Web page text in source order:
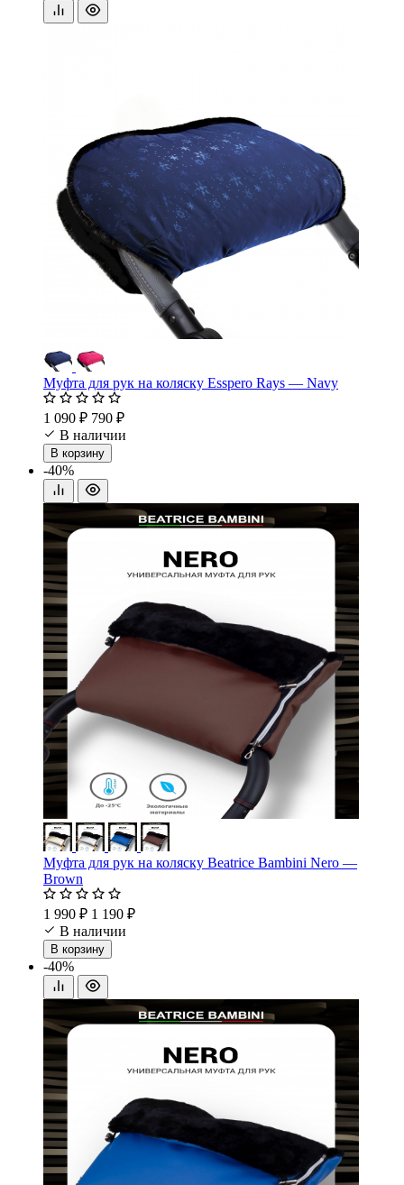
Муфта для рук на коляску Esspero Rays — Navy
1 090 ₽ 790 ₽
В наличии
В корзину
-40%
Муфта для рук на коляску Beatrice Bambini Nero —
Brown
1 990 ₽ 1 190 ₽
В наличии
В корзину
-40%